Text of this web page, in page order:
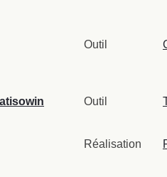
Outil
Outil
Réalisation